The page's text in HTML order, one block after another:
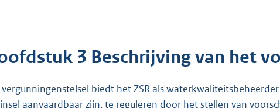
3 Beschrijving van het
biedt het ZSR als
aanvaardbaar zijn, te reguleren door het stellen van